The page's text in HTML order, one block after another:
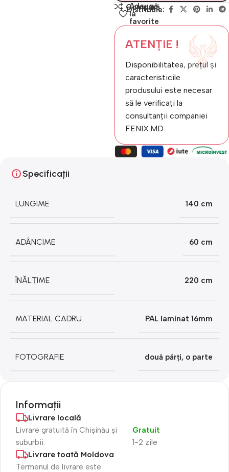
Compară
Adaugă
la
favorite
Distribuie:
ATENȚIE !
Disponibilitatea, prețul și
caracteristicile
produsului este necesar
să le verificați la
consultanții companiei
FENIX.MD
Specificații
LUNGIME 140 cm
ADÂNCIME 60 cm
ÎNĂLȚIME 220 cm
MATERIAL CADRU PAL laminat 16mm
FOTOGRAFIE două părți, o parte
Informații
Livrare locală
Livrare gratuită în Chișinău și
suburbii.
1-2 zile
Gratuit
Livrare toată Moldova
Termenul de livrare este